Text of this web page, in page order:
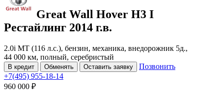
Great Wall Hover H3 I
Рестайлинг 2014 г.в.
2.0i MT (116 л.с.), бензин, механика, внедорожник 5д.,
44 000 км, полный, серебристый
В кредит Обменять Оставить заявку
Позвонить
+7(495) 955-18-14
960 000 ₽